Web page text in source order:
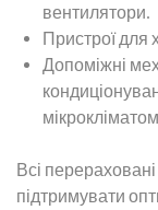
вентилятори.
Пристрої для
Допоміжні
Всі
підтримувати